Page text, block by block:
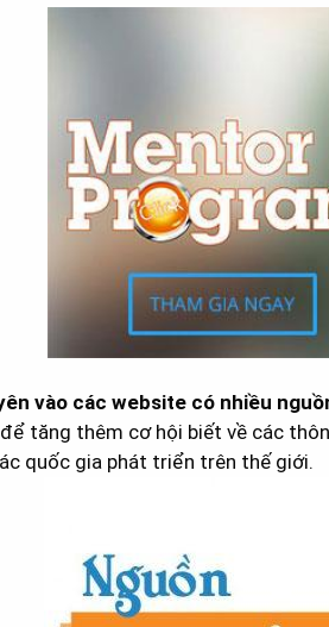
vào các website có nhiều
để tăng thêm cơ hội biết về các
quốc gia phát triển trên thế giới.